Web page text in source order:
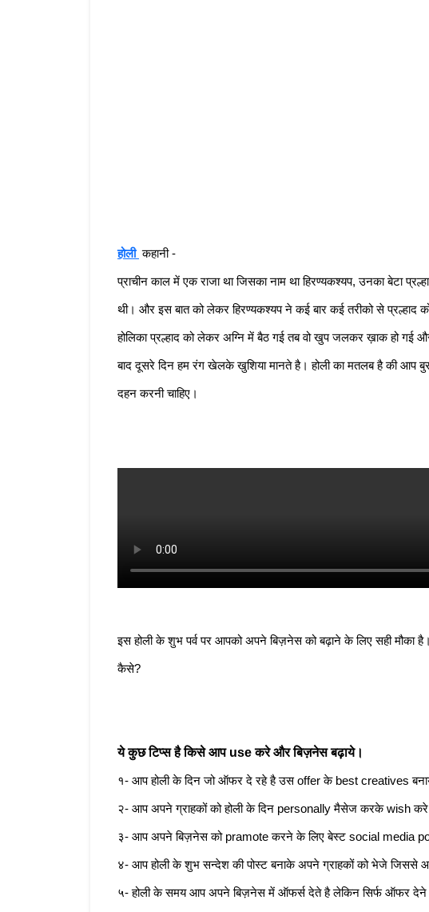
होली कहानी -
प्राचीन काल में एक राजा था जिसका नाम था हिरण्यकश्यप, उनका बेटा
थी। और इस बात को लेकर हिरण्यकश्यप ने कई बार कई तरीको से प्रल्हाद
होलिका प्रल्हाद को लेकर अग्नि में बैठ गई तब वो खुप जलकर ख़ाक हो
बाद दूसरे दिन हम रंग खेलके खुशिया मानते है। होली का मतलब है की आप
दहन करनी चाहिए।
इस होली के शुभ पर्व पर आपको अपने बिज़नेस को बढ़ाने के लिए सही मौका
कैसे?
ये कुछ टिप्स है किसे आप use करे और बिज़नेस बढ़ाये।
१- आप होली के दिन जो ऑफर दे रहे है उस offer के best creatives
२- आप अपने ग्राहकों को होली के दिन personally मैसेज करके wish
३- आप अपने बिज़नेस को pramote करने के लिए बेस्ट social media
४- आप होली के शुभ सन्देश की पोस्ट बनाके अपने ग्राहकों को भेजे
५- होली के समय आप अपने बिज़नेस में ऑफर्स देते है लेकिन सिर्फ ऑफर